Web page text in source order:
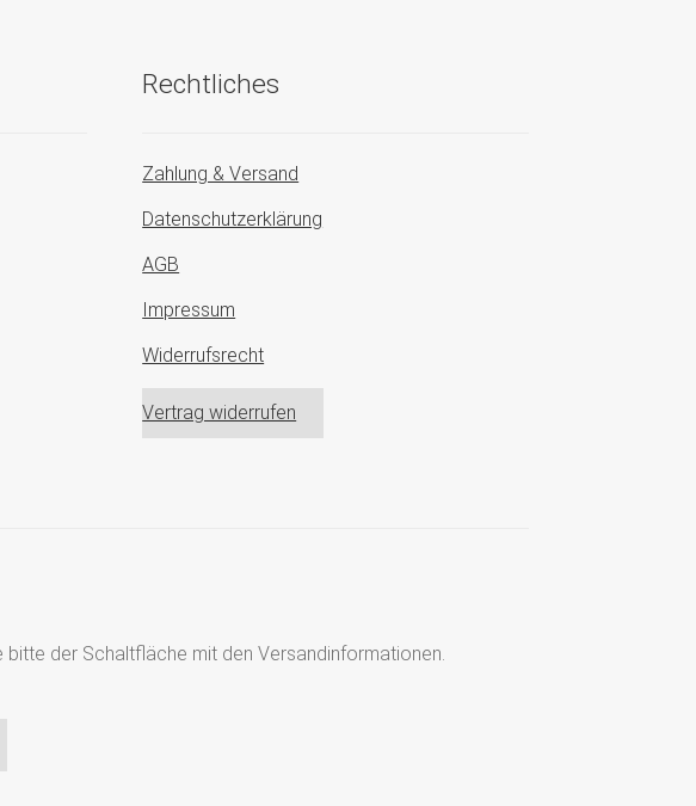
Rechtliches
Zahlung & Versand
Datenschutzerklärung
AGB
Impressum
Widerrufsrecht
Vertrag widerrufen
der Schaltfläche mit den Versandinformationen.